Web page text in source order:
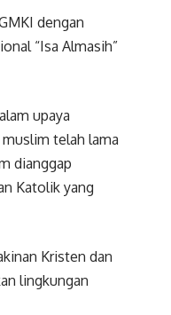
dengan
“Isa Almasih”
upaya
telah lama
dianggap
Katolik yang
Kristen dan
lingkungan